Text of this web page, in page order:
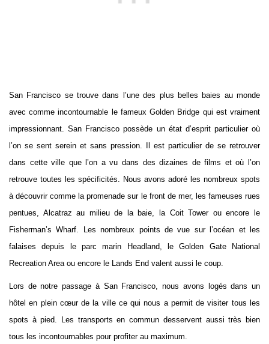
San Francisco se trouve dans l’une des plus belles baies au monde
avec comme incontournable le fameux Golden Bridge qui est vraiment
impressionnant. San Francisco possède un état d’esprit particulier où
l’on se sent serein et sans pression. Il est particulier de se retrouver
dans cette ville que l’on a vu dans des dizaines de films et où l’on
retrouve toutes les spécificités. Nous avons adoré les nombreux spots
à découvrir comme la promenade sur le front de mer, les fameuses rues
pentues, Alcatraz au milieu de la baie, la Coit Tower ou encore le
Fisherman’s Wharf. Les nombreux points de vue sur l’océan et les
falaises depuis le parc marin Headland, le Golden Gate National
Recreation Area ou encore le Lands End valent aussi le coup.
Lors de notre passage à San Francisco, nous avons logés dans un
hôtel en plein cœur de la ville ce qui nous a permit de visiter tous les
spots à pied. Les transports en commun desservent aussi très bien
tous les incontournables pour profiter au maximum.